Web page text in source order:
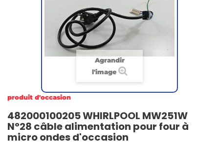
Agrandir
l'image
produit d'occasion
482000100205 WHIRLPOOL MW251W
N°28 câble alimentation pour four à
micro ondes d'occasion